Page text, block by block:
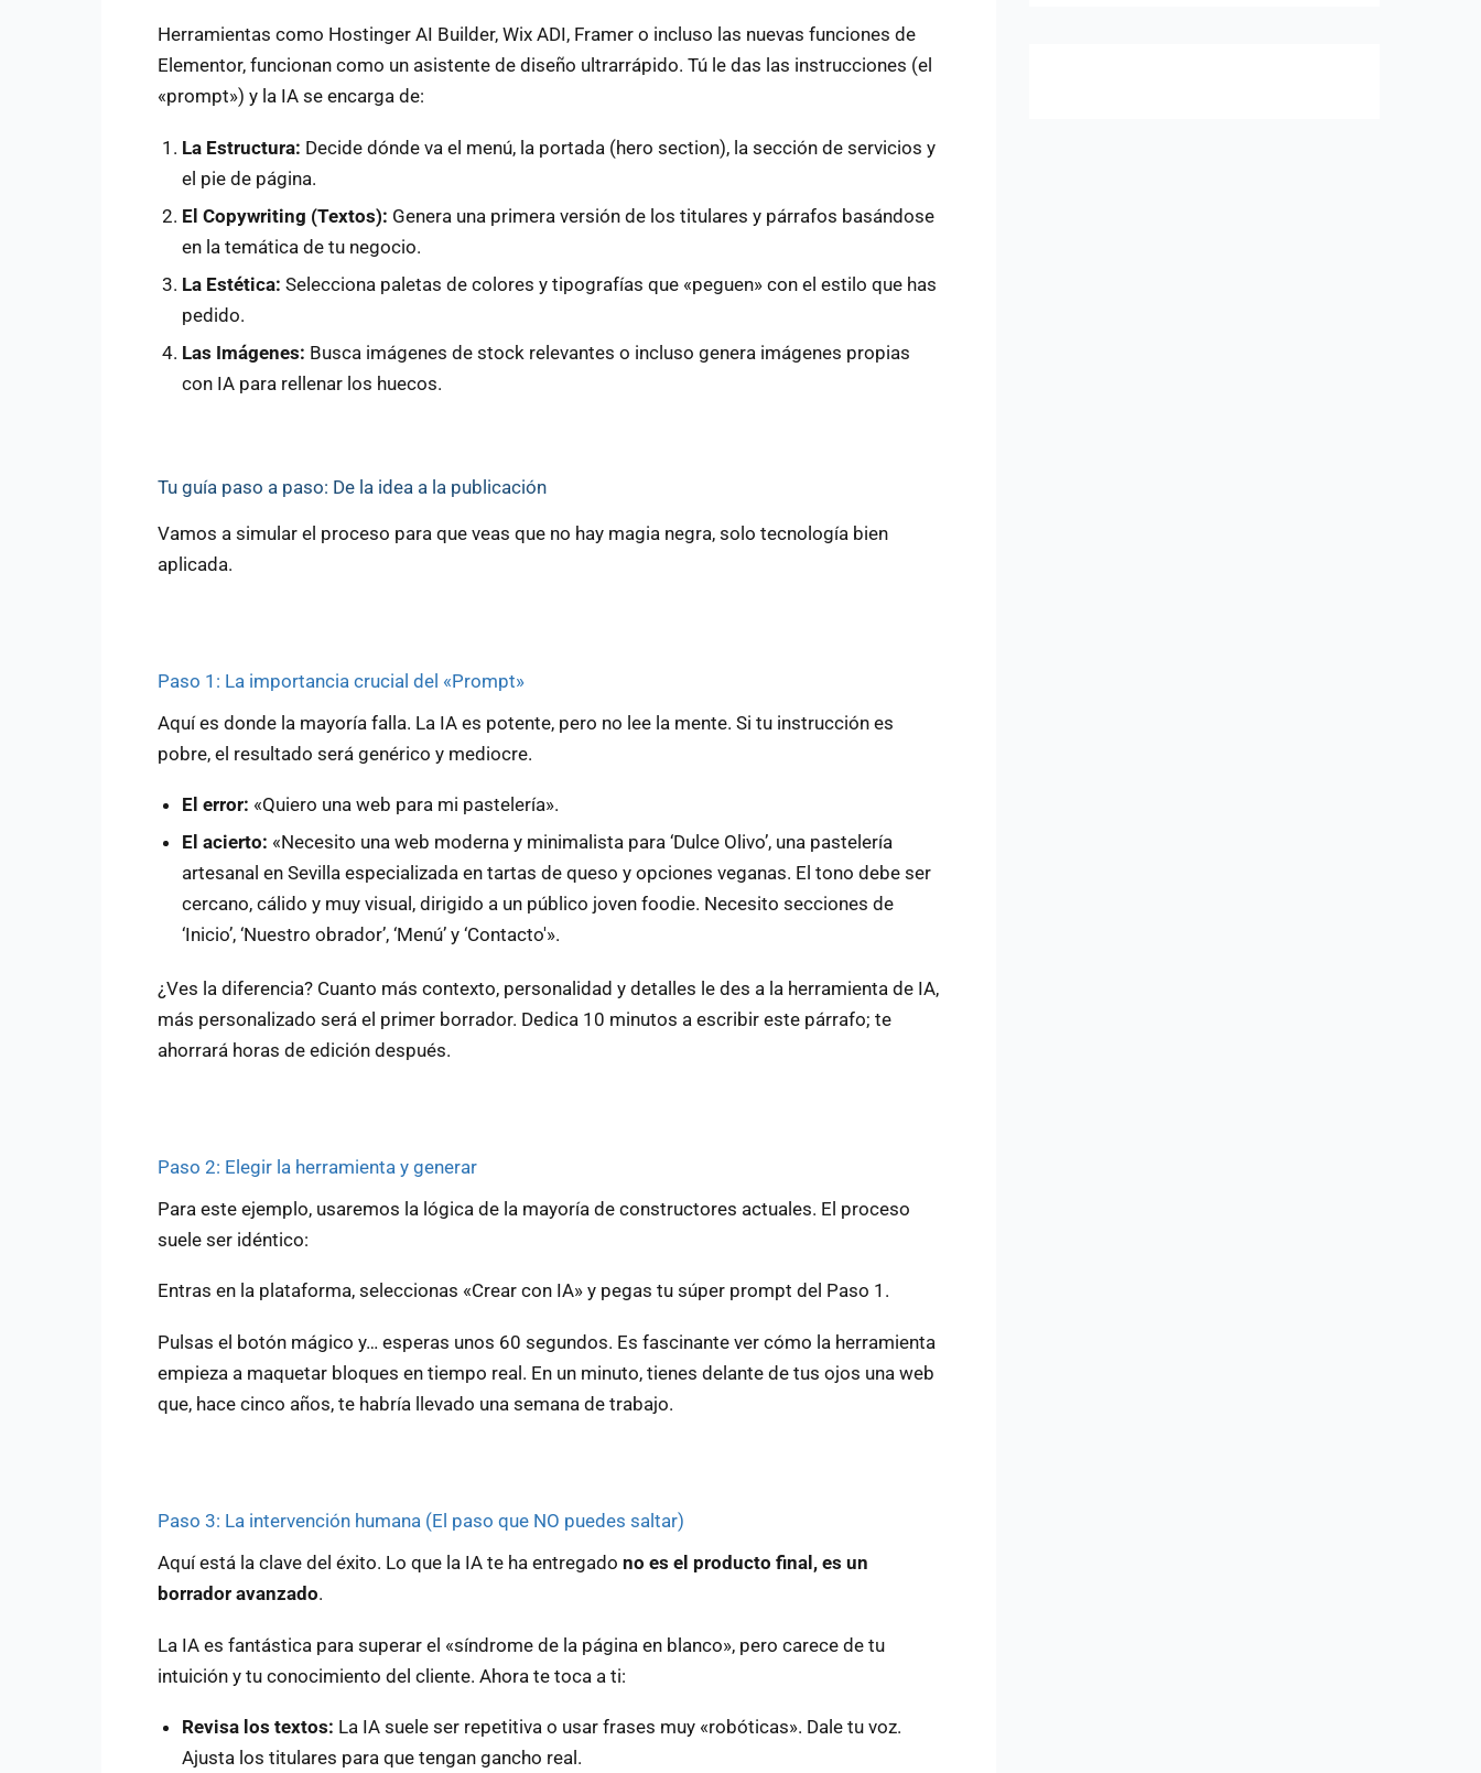
Herramientas como Hostinger AI Builder, Wix ADI, Framer o incluso las nuevas funciones de
Elementor, funcionan como un asistente de diseño ultrarrápido. Tú le das las instrucciones (el
«prompt») y la IA se encarga de:
La Estructura: Decide dónde va el menú, la portada (hero section), la sección de servicios y
el pie de página.
El Copywriting (Textos): Genera una primera versión de los titulares y párrafos basándose
en la temática de tu negocio.
La Estética: Selecciona paletas de colores y tipografías que «peguen» con el estilo que has
pedido.
Las Imágenes: Busca imágenes de stock relevantes o incluso genera imágenes propias
con IA para rellenar los huecos.
Tu guía paso a paso: De la idea a la publicación
Vamos a simular el proceso para que veas que no hay magia negra, solo tecnología bien
aplicada.
Paso 1: La importancia crucial del «Prompt»
Aquí es donde la mayoría falla. La IA es potente, pero no lee la mente. Si tu instrucción es
pobre, el resultado será genérico y mediocre.
El error: «Quiero una web para mi pastelería».
El acierto: «Necesito una web moderna y minimalista para ‘Dulce Olivo’, una pastelería
artesanal en Sevilla especializada en tartas de queso y opciones veganas. El tono debe ser
cercano, cálido y muy visual, dirigido a un público joven foodie. Necesito secciones de
‘Inicio’, ‘Nuestro obrador’, ‘Menú’ y ‘Contacto'».
¿Ves la diferencia? Cuanto más contexto, personalidad y detalles le des a la herramienta de IA,
más personalizado será el primer borrador. Dedica 10 minutos a escribir este párrafo; te
ahorrará horas de edición después.
Paso 2: Elegir la herramienta y generar
Para este ejemplo, usaremos la lógica de la mayoría de constructores actuales. El proceso
suele ser idéntico:
Entras en la plataforma, seleccionas «Crear con IA» y pegas tu súper prompt del Paso 1.
Pulsas el botón mágico y… esperas unos 60 segundos. Es fascinante ver cómo la herramienta
empieza a maquetar bloques en tiempo real. En un minuto, tienes delante de tus ojos una web
que, hace cinco años, te habría llevado una semana de trabajo.
Paso 3: La intervención humana (El paso que NO puedes saltar)
Aquí está la clave del éxito. Lo que la IA te ha entregado no es el producto final, es un
borrador avanzado.
La IA es fantástica para superar el «síndrome de la página en blanco», pero carece de tu
intuición y tu conocimiento del cliente. Ahora te toca a ti:
Revisa los textos: La IA suele ser repetitiva o usar frases muy «robóticas». Dale tu voz.
Ajusta los titulares para que tengan gancho real.